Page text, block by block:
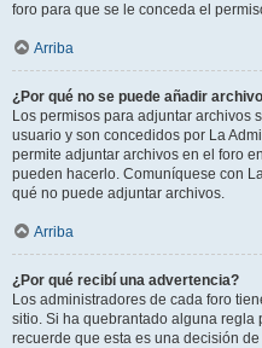
foro para que se le conceda el
Arriba
¿Por qué no se puede añadir
Los permisos para adjuntar archivos
usuario y son concedidos por La
permite adjuntar archivos en el foro
pueden hacerlo. Comuníquese con
qué no puede adjuntar archivos.
Arriba
¿Por qué recibí una advertencia?
Los administradores de cada foro
sitio. Si ha quebrantado alguna regla
recuerde que esta es una decisión